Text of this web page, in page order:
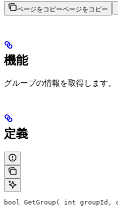
ページをコピーページをコピー
機能
グループの情報を取得します。
定義
bool GetGroup( int groupId,